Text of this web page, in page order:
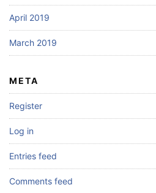
April 2019
March 2019
META
Register
Log in
Entries feed
Comments feed